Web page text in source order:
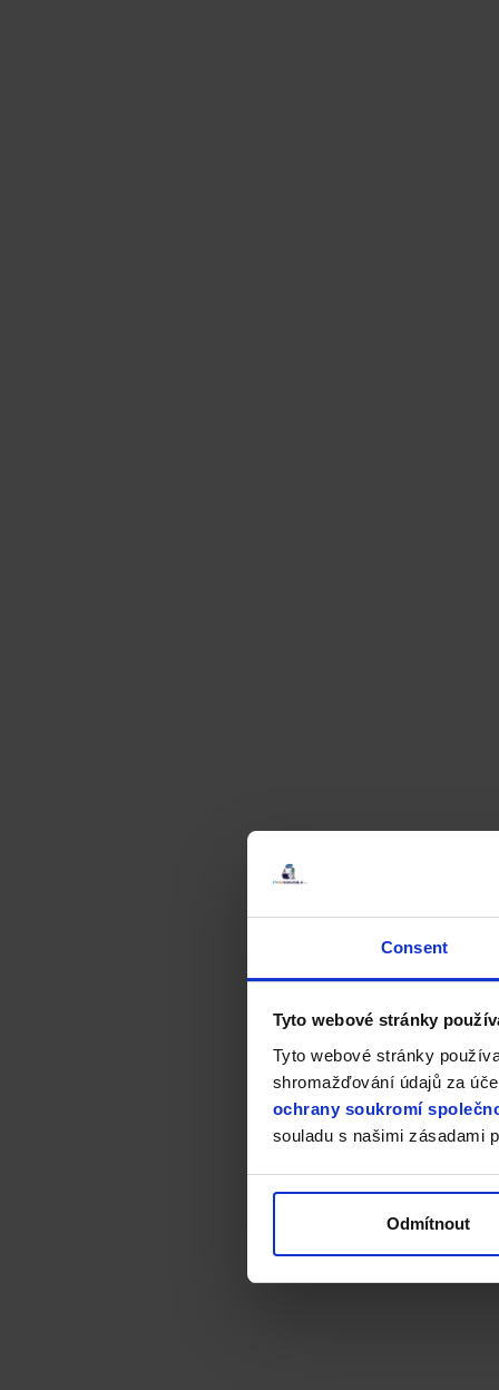
Consent
Tyto webové stránky
Tyto webové stránky
shromažďování údajů za
ochrany soukromí
souladu s našimi zásadami
Odmítnout